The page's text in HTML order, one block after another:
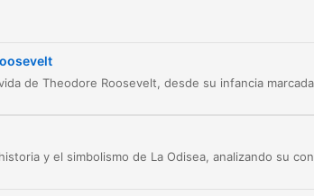
a la política y vida personal